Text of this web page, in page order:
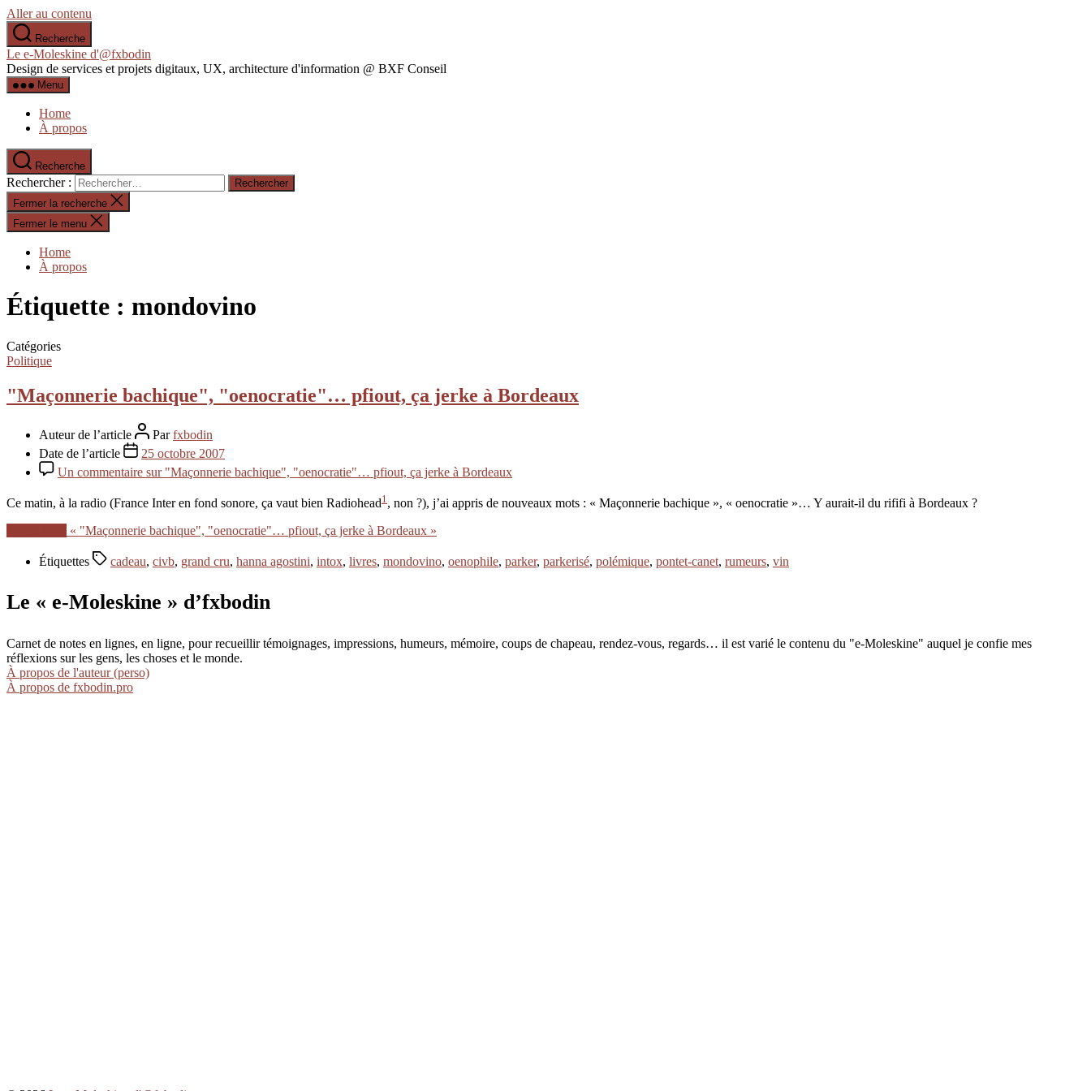
Aller au contenu
Recherche
Le e-Moleskine d'@fxbodin
Design de services et projets digitaux, UX, architecture d'information @ BXF Conseil
Menu
Home
À propos
Recherche
Rechercher :
Fermer la recherche
Fermer le menu
Home
À propos
Étiquette : mondovino
Catégories
Politique
"Maçonnerie bachique", "oenocratie"… pfiout, ça jerke à Bordeaux
Auteur de l’article Parfxbodin
Date de l’article
25 octobre 2007
Un commentaire sur "Maçonnerie bachique", "oenocratie"… pfiout, ça jerke à Bordeaux
Ce matin, à la radio (France Inter en fond sonore, ça vaut bien Radiohead1 , non ?), j’ai appris de nouveaux mots : « Maçonnerie bachique », « oenocratie »… Y aurait-il du rififi à Bordeaux ?
« "Maçonnerie bachique", "oenocratie"… pfiout, ça jerke à Bordeaux »
Étiquettes cadeau, civb, grand cru, hanna agostini, intox, livres, mondovino, oenophile, parker, parkerisé, polémique, pontet-canet, rumeurs, vin
Le « e-Moleskine » d’fxbodin
Carnet de notes en lignes, en ligne, pour recueillir témoignages, impressions, humeurs, mémoire, coups de chapeau, rendez-vous, regards… il est varié le contenu du "e-Moleskine" auquel je confie mes
réflexions sur les gens, les choses et le monde.
À propos de l'auteur (perso)
À propos de fxbodin.pro